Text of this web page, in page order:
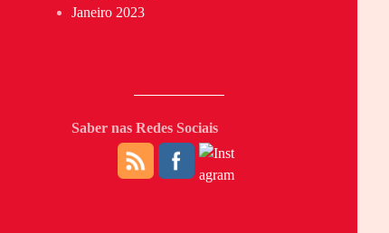
Janeiro 2023
Saber nas Redes Sociais